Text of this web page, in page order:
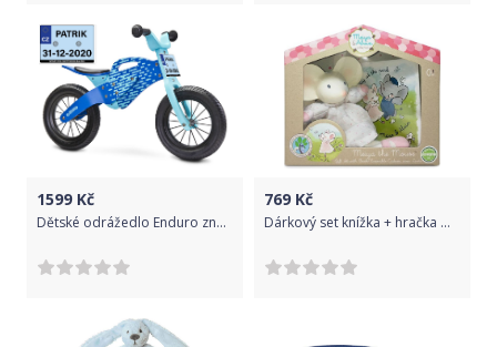
1599 Kč
Dětské odrážedlo Enduro značky Toyz, dřevěné, barva modrá, s osobní SPZ Text na SPZ: Jsem pirát (pirátka) silnic a chodníků, Barva SPZ: růžová
769 Kč
Dárkový set knížka + hračka Meiya & Alvin